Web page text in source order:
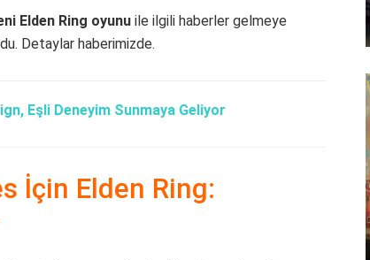
Elden Ring oyunu ile ilgili haberler gelmeye
Detaylar haberimizde.
Eşli Deneyim Sunmaya Geliyor
İçin Elden Ring: